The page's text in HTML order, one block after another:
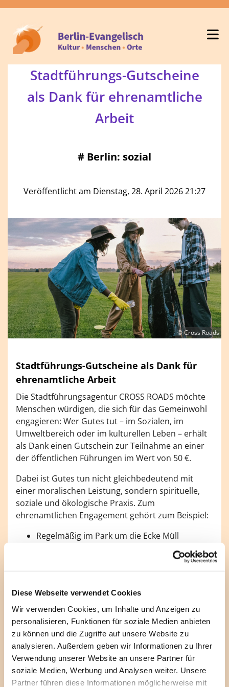
Diese Webseite verwendet Cookies
Wir verwenden Cookies, um Inhalte und Anzeigen zu
personalisieren, Funktionen für soziale Medien anbieten
zu können und die Zugriffe auf unsere Website zu
analysieren. Außerdem geben wir Informationen zu Ihrer
Verwendung unserer Website an unsere Partner für
soziale Medien, Werbung und Analysen weiter. Unsere
Partner führen diese Informationen möglicherweise mit
Stadtführungs-Gutscheine
als Dank für ehrenamtliche
Arbeit
# Berlin: sozial
Veröffentlicht am Dienstag, 28. April 2026 21:27
© Cross Roads
Stadtführungs-Gutscheine als Dank für
ehrenamtliche Arbeit
Die Stadtführungsagentur CROSS ROADS möchte
Menschen würdigen, die sich für das Gemeinwohl
engagieren: Wer Gutes tut – im Sozialen, im
Umweltbereich oder im kulturellen Leben – erhält
als Dank einen Gutschein zur Teilnahme an einer
der öffentlichen Führungen im Wert von 50 €.
Dabei ist Gutes tun nicht gleichbedeutend mit
einer moralischen Leistung, sondern spirituelle,
soziale und ökologische Praxis. Zum
ehrenamtlichen Engagement gehört zum Beispiel:
Regelmäßig im Park um die Ecke Müll
In Trockenperioden den Straßenbaum vorm
Haus gießen
Grundschule übernehmen
Ehrenamtliches Engagement im
Hospizdienst
Den eigenen Balkon insektenfreundlich
bepflanzen
Älteren Nachbar:innen bei Besorgungen
helfen
Beteiligung an Aktionen wie »Fridays for